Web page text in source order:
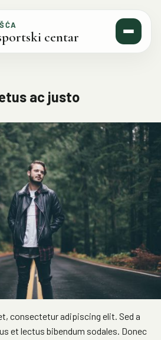
centar
ac justo
consectetur adipiscing elit. Sed a
et lectus bibendum sodales. Donec